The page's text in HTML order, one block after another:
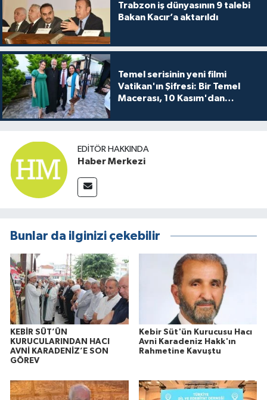
Trabzon iş dünyasının 9 talebi
Bakan Kacır’a aktarıldı
Temel serisinin yeni filmi
Vatikan'ın Şifresi: Bir Temel
Macerası, 10 Kasım'dan
buluşuyo
EDITÖR HAKKINDA
Haber Merkezi
Bunlar da ilginizi çekebilir
KEBİR SÜT’ÜN
KURUCULARINDAN HACI
AVNİ KARADENİZ’E SON
GÖREV
Kebir Süt'ün Kurucusu Hacı
Avni Karadeniz Hakk'ın
Rahmetine Kavuştu